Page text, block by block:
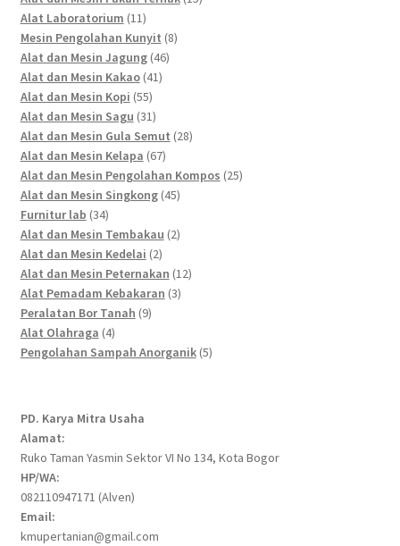
Alat Laboratorium 1111
products
Mesin Pengolahan Kunyit 88
Alat dan Mesin Jagung 4646
Alat dan Mesin Kakao 4141
Alat dan Mesin Kopi 5555
products
Alat dan Mesin Sagu 3131
products
Alat dan Mesin Gula Semut 2828
Alat dan Mesin Kelapa 6767
products
Alat dan Mesin Pengolahan Kompos 2525
Alat dan Mesin Singkong 4545
Furnitur lab 3434
products
Alat dan Mesin Tembakau 22
Alat dan Mesin Kedelai 22
products
Alat dan Mesin Peternakan 1212
Alat Pemadam Kebakaran 33
Peralatan Bor Tanah 99
Alat Olahraga 44
products
Pengolahan Sampah Anorganik 55
PD. Karya Mitra Usaha
Alamat:
Ruko Taman Yasmin Sektor VI No 134, Kota Bogor
HP/WA:
082110947171 (Alven)
Email:
kmupertanian@gmail.com